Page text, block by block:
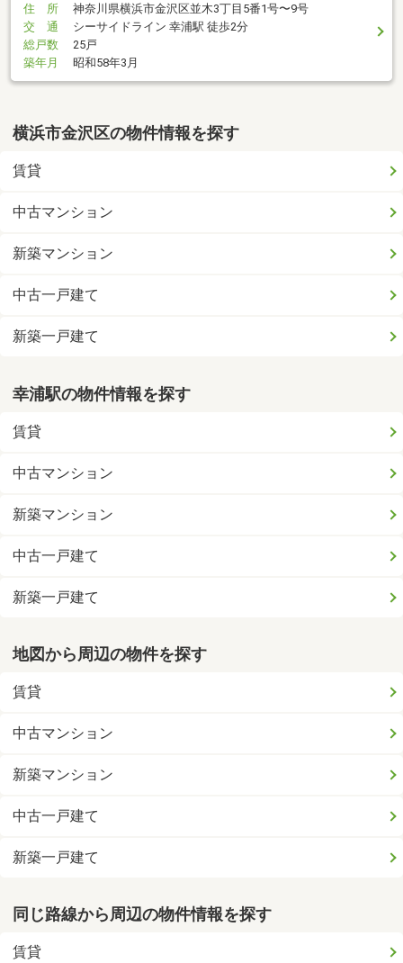
住 所
神奈川県横浜市金沢区並木3丁目5番1号〜9号
交 通
シーサイドライン 幸浦駅 徒歩2分
総戸数
25戸
築年月
昭和58年3月
横浜市金沢区の物件情報を探す
賃貸
中古マンション
新築マンション
中古一戸建て
新築一戸建て
幸浦駅の物件情報を探す
賃貸
中古マンション
新築マンション
中古一戸建て
新築一戸建て
地図から周辺の物件を探す
賃貸
中古マンション
新築マンション
中古一戸建て
新築一戸建て
同じ路線から周辺の物件情報を探す
賃貸